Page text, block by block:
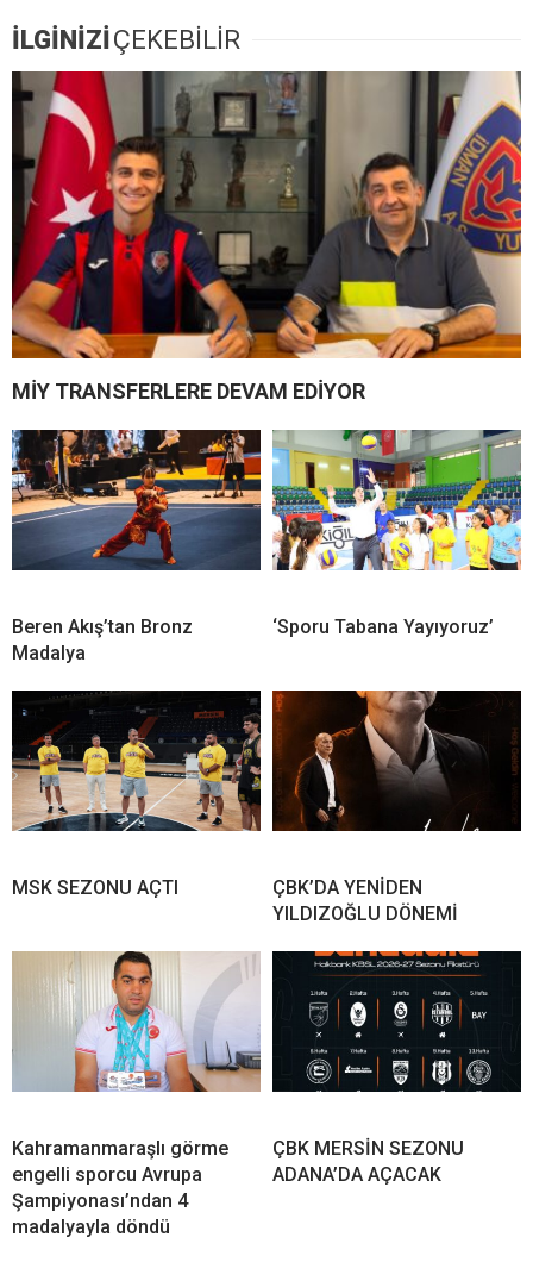
İLGİNİZİ ÇEKEBİLİR
MİY TRANSFERLERE DEVAM EDİYOR
Beren Akış’tan Bronz
Madalya
‘Sporu Tabana Yayıyoruz’
MSK SEZONU AÇTI
ÇBK’DA YENİDEN
YILDIZOĞLU DÖNEMİ
Kahramanmaraşlı görme
engelli sporcu Avrupa
Şampiyonası’ndan 4
madalyayla döndü
ÇBK MERSİN SEZONU
ADANA’DA AÇACAK